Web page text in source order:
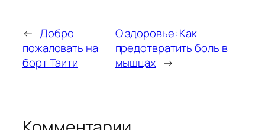
← Добро
пожаловать на
борт Таити
О здоровье: Как
предотвратить боль в
мышцах →